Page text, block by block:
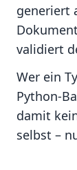
generiert
validiert
Wer ein
Python-
damit
selbst –